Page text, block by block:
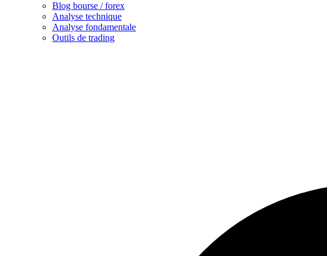
Blog bourse / forex
Analyse technique
Analyse fondamentale
Outils de trading